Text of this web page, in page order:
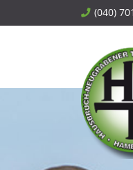
to
(040)